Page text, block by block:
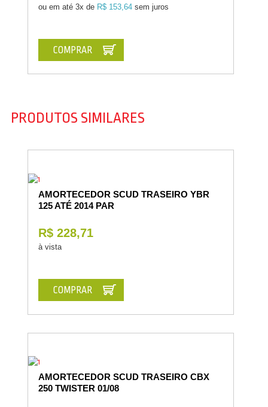
ou em até 3x de R$ 153,64 sem juros
COMPRAR
PRODUTOS SIMILARES
AMORTECEDOR SCUD TRASEIRO YBR
125 ATÉ 2014 PAR
R$ 228,71
à vista
COMPRAR
AMORTECEDOR SCUD TRASEIRO CBX
250 TWISTER 01/08